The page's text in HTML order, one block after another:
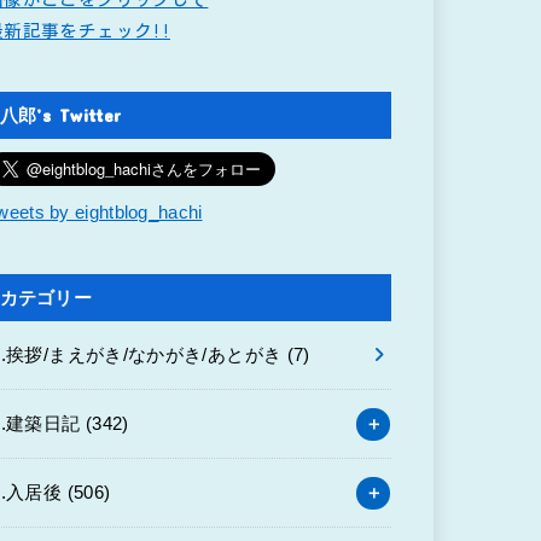
新記事をチェック!!
八郎’s Twitter
by eightblog_hachi
カテゴリー
挨拶/まえがき/なかがき/あとがき (7)
建築日記 (342)
入居後 (506)